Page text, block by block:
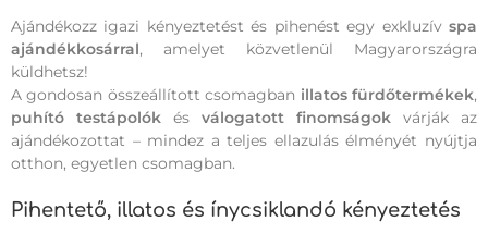
Ajándékozz igazi kényeztetést és pihenést egy exkluzív spa
ajándékkosárral, amelyet közvetlenül Magyarországra
küldhetsz!
A gondosan összeállított csomagban illatos fürdőtermékek,
puhító testápolók és válogatott finomságok várják az
ajándékozottat – mindez a teljes ellazulás élményét nyújtja
otthon, egyetlen csomagban.
Pihentető, illatos és ínycsiklandó kényeztetés